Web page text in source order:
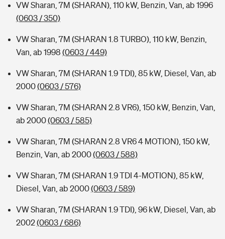
VW Sharan, 7M (SHARAN), 110 kW, Benzin, Van, ab 1996
(0603 / 350)
VW Sharan, 7M (SHARAN 1.8 TURBO), 110 kW, Benzin,
Van, ab 1998 (0603 / 449)
VW Sharan, 7M (SHARAN 1.9 TDI), 85 kW, Diesel, Van, ab
2000(0603 / 576)
VW Sharan, 7M (SHARAN 2.8 VR6), 150 kW, Benzin, Van,
ab 2000(0603 / 585)
VW Sharan, 7M (SHARAN 2.8 VR6 4 MOTION), 150 kW,
Benzin, Van, ab 2000(0603 / 588)
VW Sharan, 7M (SHARAN 1.9 TDI 4-MOTION), 85 kW,
Diesel, Van, ab 2000(0603 / 589)
VW Sharan, 7M (SHARAN 1.9 TDI), 96 kW, Diesel, Van, ab
2002(0603 / 686)